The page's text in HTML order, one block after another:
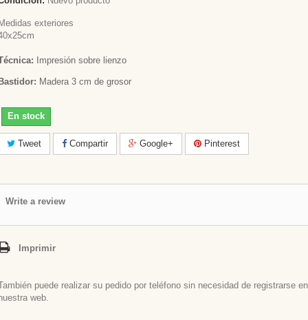
exteriores
Impresión sobre lienzo
Madera 3 cm de grosor
En stock
Tweet Compartir Google+ Pinterest
Write a review
Imprimir
puede realizar su pedido por teléfono sin necesidad de registrarse en
web.